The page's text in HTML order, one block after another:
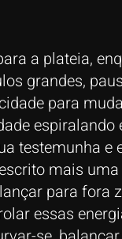
a plateia,
grandes,
para
testemunha e
mais
para fora
essas